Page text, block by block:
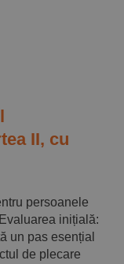
II, cu
persoanele
inițială:
un pas esențial
de plecare